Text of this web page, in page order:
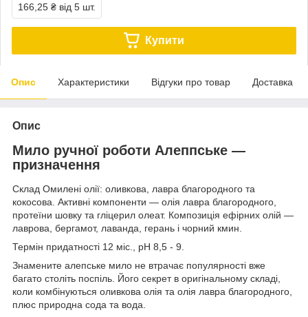
166,25 ₴ від 5 шт.
Купити
Опис Характеристики Відгуки про товар Доставка
Опис
Мило ручної роботи Алеппське —
призначення
Склад Омилені олії: оливкова, лавра благородного та
кокосова. Активні компоненти — олія лавра благородного,
протеїни шовку та гліцерил олеат. Композиція ефірних олій —
лаврова, бергамот, лаванда, герань і чорний кмин.
Термін придатності 12 міс., рН 8,5 - 9.
Знамените алепське мило не втрачає популярності вже
багато століть поспіль. Його секрет в оригінальному складі,
коли комбінуються оливкова олія та олія лавра благородного,
плюс природна сода та вода.